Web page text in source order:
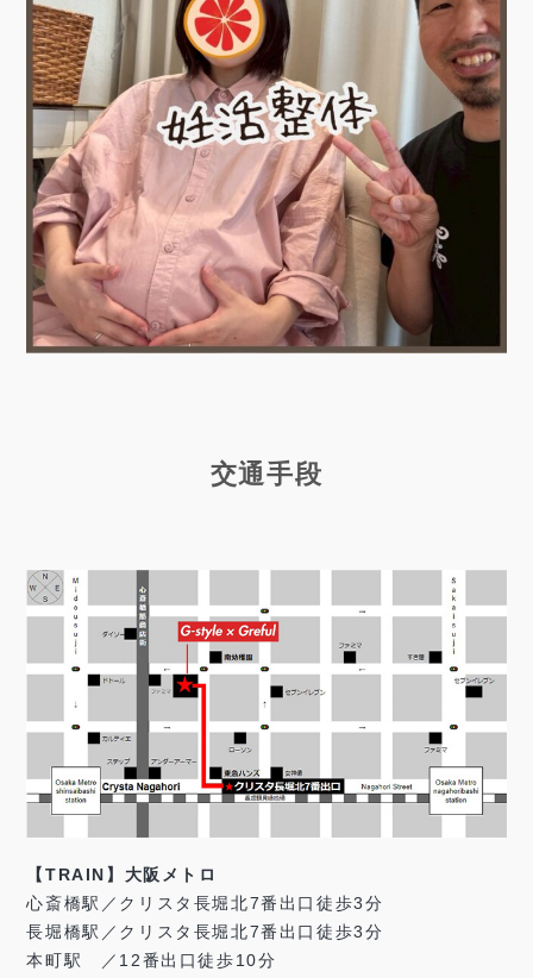
交通手段
【TRAIN】大阪メトロ
心斎橋駅／クリスタ長堀北7番出口徒歩3分
長堀橋駅／クリスタ長堀北7番出口徒歩3分
本町駅 ／12番出口徒歩10分